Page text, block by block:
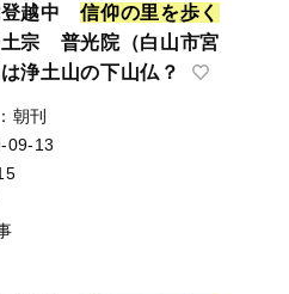
登越中信仰の里を歩 く
宗 普光院（白山市宮
浄土山の下山仏？
朝刊
09-13